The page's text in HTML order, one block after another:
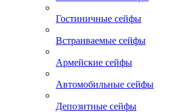
Гостиничные сейфы
Встраиваемые сейфы
Армейские сейфы
Автомобильные сейфы
Депозитные сейфы